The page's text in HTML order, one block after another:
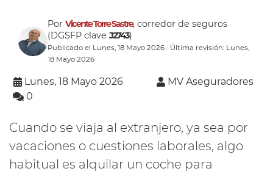
Por Vicente Torre Sastre, corredor de seguros
(DGSFP clave J2743)
Publicado el Lunes, 18 Mayo 2026 · Última revisión: Lunes,
18 Mayo 2026
Lunes, 18 Mayo 2026
MV Aseguradores
0
Cuando se viaja al extranjero, ya sea por
vacaciones o cuestiones laborales, algo
habitual es alquilar un coche para